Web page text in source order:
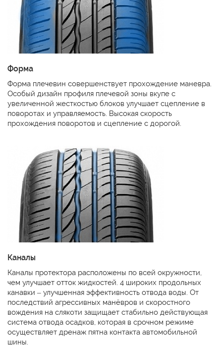
Форма
Форма плечевин совершенствует прохождение маневра.
Особый дизайн профиля плечевой зоны вкупе с
увеличенной жесткостью блоков улучшает сцепление в
поворотах и управляемость. Высокая скорость
прохождения поворотов и сцепление с дорогой.
Каналы
Каналы протектора расположены по всей окружности,
чем улучшает отток жидкостей. 4 широких продольных
канавки – улучшенная эффективность отвода воды. От
последствий агрессивных манёвров и скоростного
вождения на слякоти защищает стабильно действующая
система отвода осадков, которая в срочном режиме
осуществляет дренаж пятна контакта автомобильной
шины.